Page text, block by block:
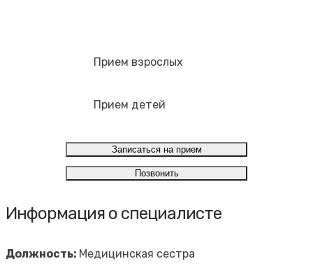
Прием взрослых
Прием детей
Записаться на прием
Позвонить
Информация о специалисте
Должность: Медицинская сестра